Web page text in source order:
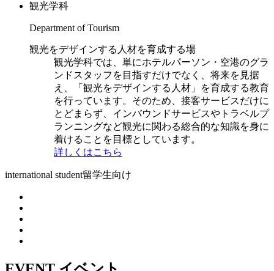
観光学科
Department of Tourism
観光をデザインする人材を育成する場
観光学科では、単にホテルパーソン・空港のグラ
ンドスタッフを目指すだけでなく、将来を見据
え、「観光をデザインする人材」を育成する教育
を行っています。そのため、接客サービスだけに
とどまらず、インバウンドサービスやトラベルプ
ランニングなど観光に関わる総合的な知識を身に
着けることを目標としています。
詳しくはこちら
international student留学生向け